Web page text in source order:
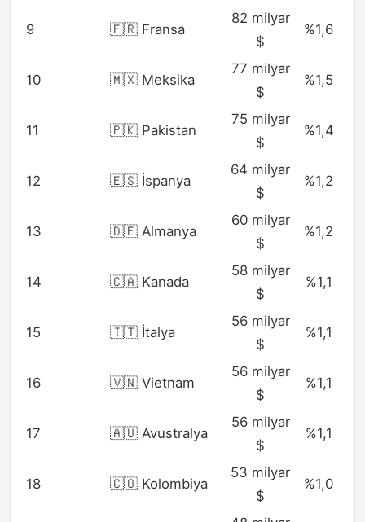
9 🇫🇷 Fransa
82 milyar
$
%1,6
10 🇲🇽 Meksika
77 milyar
$
%1,5
11 🇵🇰 Pakistan
75 milyar
$
%1,4
12 🇪🇸 İspanya
64 milyar
$
%1,2
13 🇩🇪 Almanya
60 milyar
$
%1,2
14 🇨🇦 Kanada
58 milyar
$
%1,1
15 🇮🇹 İtalya
56 milyar
$
%1,1
16 🇻🇳 Vietnam
56 milyar
$
%1,1
17 🇦🇺 Avustralya
56 milyar
$
%1,1
18 🇨🇴 Kolombiya
53 milyar
$
%1,0